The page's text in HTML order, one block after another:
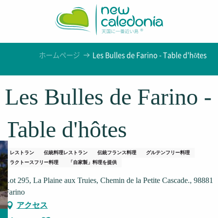
ホームページ Les Bulles de Farino - Table d'hôtes
Les Bulles de Farino -
Table d'hôtes
レストラン 伝統料理レストラン 伝統フランス料理
グルテンフリー料理
ラクトースフリー料理
「自家製」料理を提供
Lot 295, La Plaine aux Truies, Chemin de la Petite Cascade., 98881
Farino
アクセス